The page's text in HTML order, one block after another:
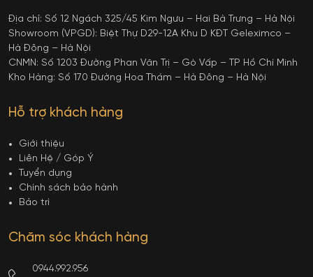
Địa chỉ: Số 12 Ngách 325/45 Kim Ngưu – Hai Bà Trưng – Hà Nội
Showroom (VPGD): Biệt Thự D29-12A Khu D KĐT Geleximco –
Hà Đông – Hà Nội
CNMN: Số 1203 Đường Phan Văn Trị – Gò Vấp – TP Hồ Chí Minh
Kho Hàng: Số 170 Đường Hoa Thám – Hà Đông – Hà Nội
Hỗ trợ khách hàng
Giới thiệu
Liên Hệ / Góp Ý
Tuyển dụng
Chính sách bảo hành
Bảo trì
Chăm sóc khách hàng
0944.992.956